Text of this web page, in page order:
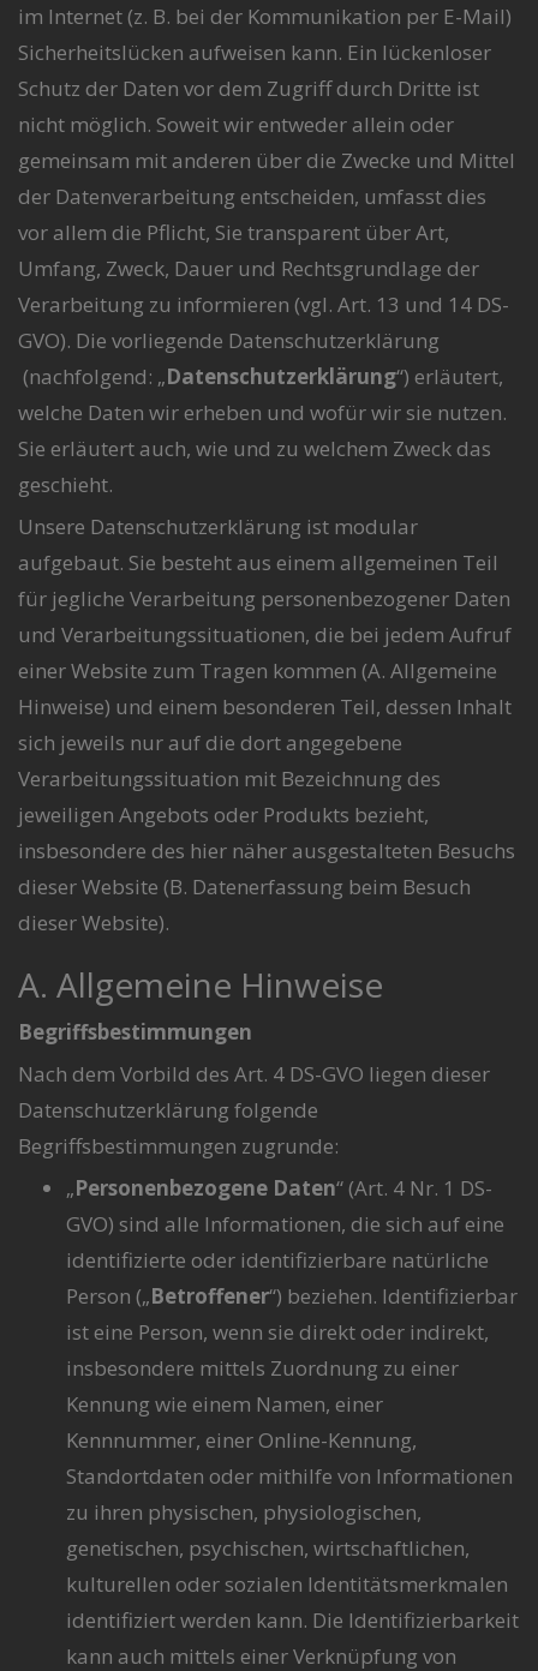
im Internet (z. B. bei der Kommunikation per E-Mail)
Sicherheitslücken aufweisen kann. Ein lückenloser
Schutz der Daten vor dem Zugriff durch Dritte ist
nicht möglich. Soweit wir entweder allein oder
gemeinsam mit anderen über die Zwecke und Mittel
der Datenverarbeitung entscheiden, umfasst dies
vor allem die Pflicht, Sie transparent über Art,
Umfang, Zweck, Dauer und Rechtsgrundlage der
Verarbeitung zu informieren (vgl. Art. 13 und 14 DS-
GVO). Die vorliegende Datenschutzerklärung
(nachfolgend: „Datenschutzerklärung“) erläutert,
welche Daten wir erheben und wofür wir sie nutzen.
Sie erläutert auch, wie und zu welchem Zweck das
geschieht.
Unsere Datenschutzerklärung ist modular
aufgebaut. Sie besteht aus einem allgemeinen Teil
für jegliche Verarbeitung personenbezogener Daten
und Verarbeitungssituationen, die bei jedem Aufruf
einer Website zum Tragen kommen (A. Allgemeine
Hinweise) und einem besonderen Teil, dessen Inhalt
sich jeweils nur auf die dort angegebene
Verarbeitungssituation mit Bezeichnung des
jeweiligen Angebots oder Produkts bezieht,
insbesondere des hier näher ausgestalteten Besuchs
dieser Website (B. Datenerfassung beim Besuch
dieser Website).
A. Allgemeine Hinweise
Begriffsbestimmungen
Nach dem Vorbild des Art. 4 DS-GVO liegen dieser
Datenschutzerklärung folgende
Begriffsbestimmungen zugrunde:
„Personenbezogene Daten“ (Art. 4 Nr. 1 DS-
GVO) sind alle Informationen, die sich auf eine
identifizierte oder identifizierbare natürliche
Person („Betroffener“) beziehen. Identifizierbar
ist eine Person, wenn sie direkt oder indirekt,
insbesondere mittels Zuordnung zu einer
Kennung wie einem Namen, einer
Kennnummer, einer Online-Kennung,
Standortdaten oder mithilfe von Informationen
zu ihren physischen, physiologischen,
genetischen, psychischen, wirtschaftlichen,
kulturellen oder sozialen Identitätsmerkmalen
identifiziert werden kann. Die Identifizierbarkeit
kann auch mittels einer Verknüpfung von